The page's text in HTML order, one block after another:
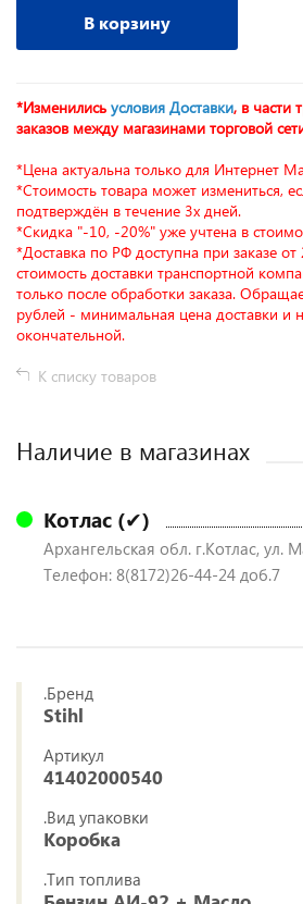
В корзину
*Изменились условия Доставки, в части
заказов между магазинами торговой
*Цена актуальна только для Интернет
*Стоимость товара может измениться,
подтверждён в течение 3х дней.
*Скидка "-10, -20%" уже учтена в
*Доставка по РФ доступна при заказе
стоимость доставки транспортной
только после обработки заказа.
рублей - минимальная цена доставки и
окончательной.
К списку товаров
Наличие в магазинах
Котлас (✔)
Архангельская обл. г.Котлас, ул.
Телефон: 8(8172)26-44-24 доб.7
.Бренд
Stihl
Артикул
41402000540
.Вид упаковки
Коробка
.Тип топлива